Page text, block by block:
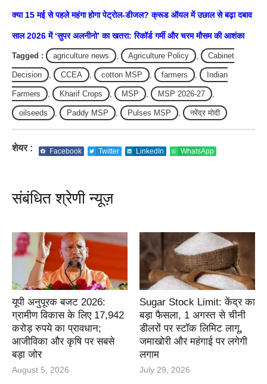
क्या 15 मई से पहले महंगा होगा पेट्रोल-डीजल? क्रूड ऑयल में उछाल से बढ़ा दबाव
साल 2026 में ‘सुपर अलनीनो’ का खतरा: रिकॉर्ड गर्मी और चरम मौसम की आशंका
Tagged : agriculture news , Agriculture Policy , Cabinet
Decision , CCEA , cotton MSP , farmers , Indian
Farmers , Kharif Crops , MSP , MSP 2026-27 ,
oilseeds , Paddy MSP , Pulses MSP , नरेंद्र मोदी
शेयर : Facebook Twitter LinkedIn WhatsApp
संबंधित श्रेणी न्यूज़
यूपी अनुपूरक बजट 2026:
ग्रामीण विकास के लिए 17,942
करोड़ रुपये का प्रावधान;
आजीविका और कृषि पर सबसे
बड़ा जोर
August 5, 2026
Sugar Stock Limit: केंद्र का
बड़ा फैसला, 1 अगस्त से चीनी
डीलरों पर स्टॉक लिमिट लागू,
जमाखोरी और महंगाई पर लगेगी
लगाम
July 29, 2026